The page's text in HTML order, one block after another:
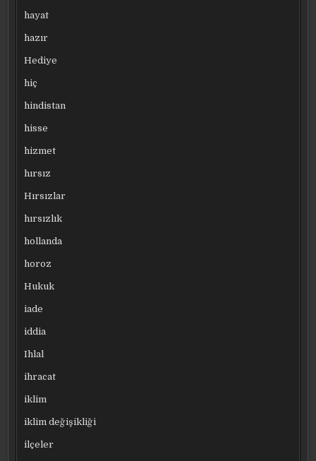
hayat
hazır
Hediye
hiç
hindistan
hisse
hizmet
hırsız
Hırsızlar
hırsızlık
hollanda
horoz
Hukuk
iade
iddia
Ihlal
ihracat
iklim
iklim değişikliği
ilçeler